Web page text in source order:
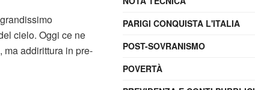
cielo. Oggi ce ne
ma addirittura in pre-
PARIGI CONQUISTA L'ITALIA
POST-SOVRANISMO
POVERTÀ